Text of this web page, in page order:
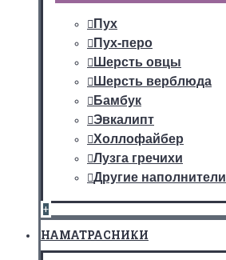
Пух
Пух-перо
Шерсть овцы
Шерсть верблюда
Бамбук
Эвкалипт
Холлофайбер
Лузга гречихи
Другие наполнители
+
НАМАТРАСНИКИ